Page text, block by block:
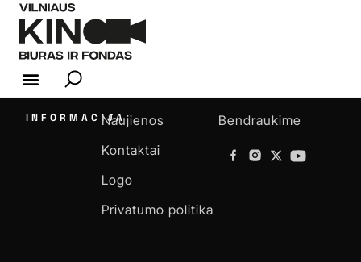
INFORMACIJANaujienos
Kontaktai
Logo
Privatumo politika
Bendraukime